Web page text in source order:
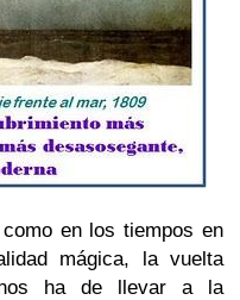
en los tiempos en
mágica, la vuelta
ha de llevar a la